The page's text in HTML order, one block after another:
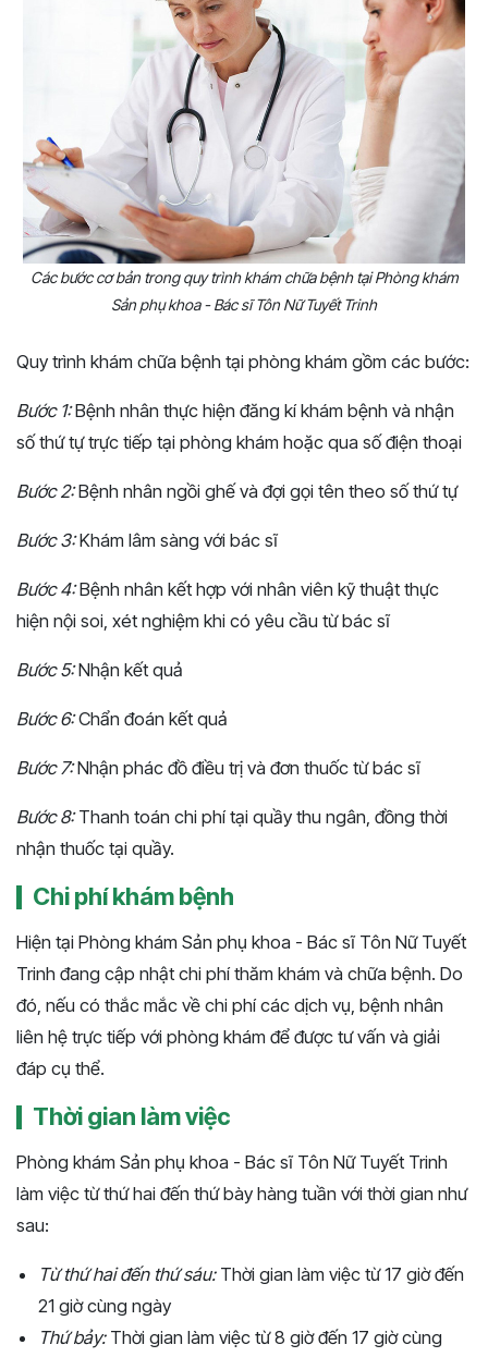
Các bước cơ bản trong quy trình khám chữa bệnh tại Phòng khám
Sản phụ khoa - Bác sĩ Tôn Nữ Tuyết Trinh
Quy trình khám chữa bệnh tại phòng khám gồm các bước:
Bước 1:Bệnh nhân thực hiện đăng kí khám bệnh và nhận
số thứ tự trực tiếp tại phòng khám hoặc qua số điện thoại
Bước 2:Bệnh nhân ngồi ghế và đợi gọi tên theo số thứ tự
Bước 3:Khám lâm sàng với bác sĩ
Bước 4:Bệnh nhân kết hợp với nhân viên kỹ thuật thực
hiện nội soi, xét nghiệm khi có yêu cầu từ bác sĩ
Bước 5:Nhận kết quả
Bước 6:Chẩn đoán kết quả
Bước 7:Nhận phác đồ điều trị và đơn thuốc từ bác sĩ
Bước 8:Thanh toán chi phí tại quầy thu ngân, đồng thời
nhận thuốc tại quầy.
Chi phí khám bệnh
Hiện tại Phòng khám Sản phụ khoa - Bác sĩ Tôn Nữ Tuyết
Trinh đang cập nhật chi phí thăm khám và chữa bệnh. Do
đó, nếu có thắc mắc về chi phí các dịch vụ, bệnh nhân
liên hệ trực tiếp với phòng khám để được tư vấn và giải
đáp cụ thể.
Thời gian làm việc
Phòng khám Sản phụ khoa - Bác sĩ Tôn Nữ Tuyết Trinh
làm việc từ thứ hai đến thứ bày hàng tuần với thời gian như
sau:
Từ thứ hai đến thứ sáu:Thời gian làm việc từ 17 giờ đến
21 giờ cùng ngày
Thứ bảy:Thời gian làm việc từ 8 giờ đến 17 giờ cùng